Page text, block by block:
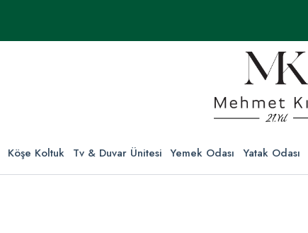
Köşe Koltuk Tv & Duvar Ünitesi Yemek Odası Yatak Odası